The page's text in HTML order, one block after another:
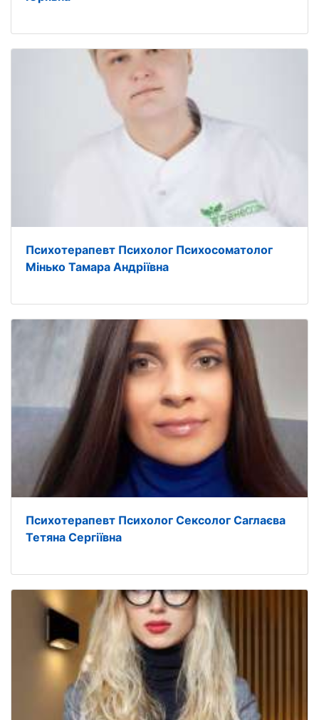
Психотерапевт Психолог Психосоматолог
Мінько Тамара Андріївна
Психотерапевт Психолог Сексолог Саглаєва
Тетяна Сергіївна